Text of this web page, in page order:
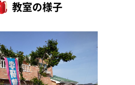
教室の様子